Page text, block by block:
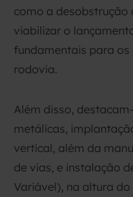
como a desobstrução
viabilizar o
fundamentais para
rodovia.
Além disso,
metálicas,
vertical, além da
de vias, e instalação
Variável), na altura do